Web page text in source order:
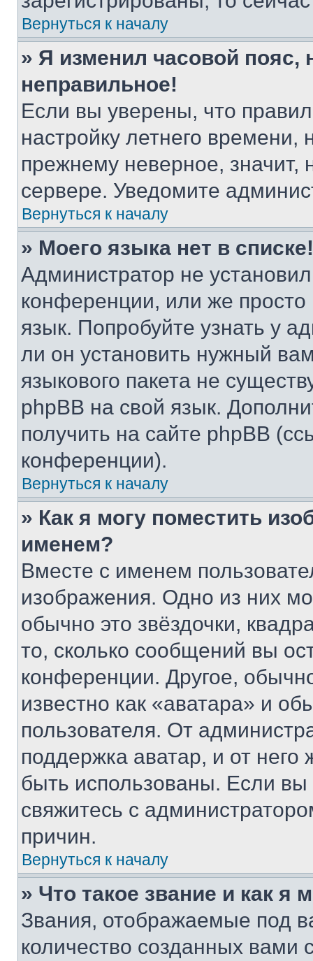
Вернуться к началу
» Я изменил часовой пояс,
неправильное!
Если вы уверены, что
настройку летнего
прежнему неверное, значит,
сервере. Уведомите
Вернуться к началу
» Моего языка нет в списке!
Администратор не
конференции, или же
язык. Попробуйте узнать у
ли он установить нужный
языкового пакета не
phpBB на свой язык.
получить на сайте phpBB
конференции).
Вернуться к началу
» Как я могу поместить
именем?
Вместе с именем
изображения. Одно из них
обычно это звёздочки,
то, сколько сообщений вы
конференции. Другое,
известно как «аватара» и
пользователя. От
поддержка аватар, и от него
быть использованы. Если
свяжитесь с
причин.
Вернуться к началу
» Что такое звание и как я
Звания, отображаемые под
количество созданных